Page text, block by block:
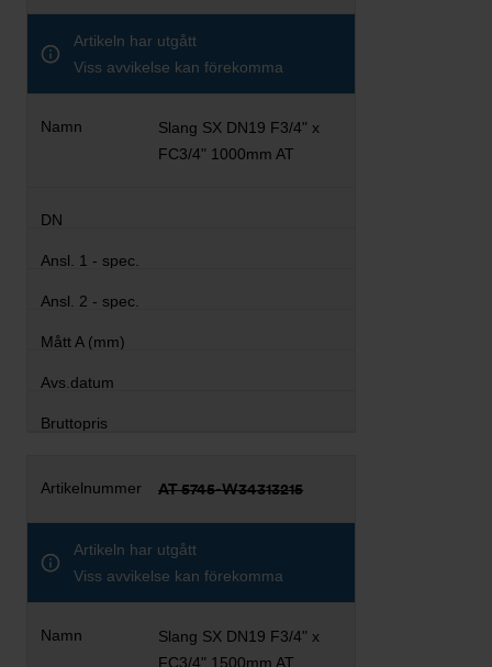
Artikeln har utgått
Viss avvikelse kan förekomma
Slang SX DN19 F3/4" x
FC3/4" 1000mm AT
AT 5745-W34313215
Artikeln har utgått
Viss avvikelse kan förekomma
Slang SX DN19 F3/4" x
FC3/4" 1500mm AT